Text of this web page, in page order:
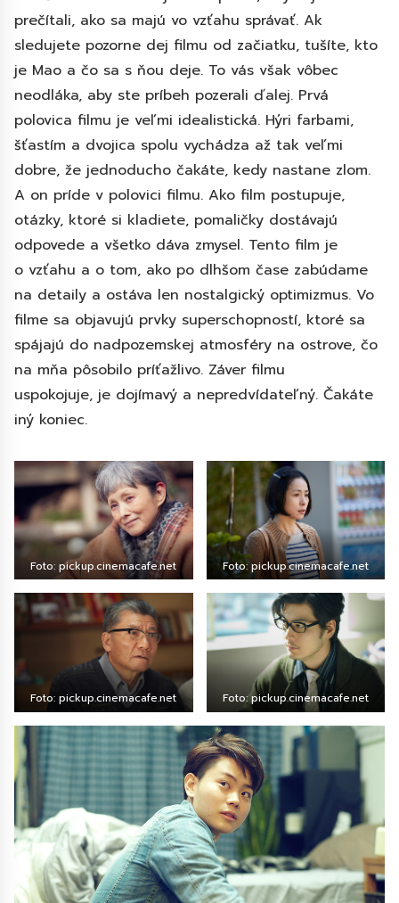
prečítali, ako sa majú vo vzťahu správať. Ak
sledujete pozorne dej filmu od začiatku, tušíte, kto
je Mao a čo sa s ňou deje. To vás však vôbec
neodláka, aby ste príbeh pozerali ďalej. Prvá
polovica filmu je veľmi idealistická. Hýri farbami,
šťastím a dvojica spolu vychádza až tak veľmi
dobre, že jednoducho čakáte, kedy nastane zlom.
A on príde v polovici filmu. Ako film postupuje,
otázky, ktoré si kladiete, pomaličky dostávajú
odpovede a všetko dáva zmysel. Tento film je
o vzťahu a o tom, ako po dlhšom čase zabúdame
na detaily a ostáva len nostalgický optimizmus. Vo
filme sa objavujú prvky superschopností, ktoré sa
spájajú do nadpozemskej atmosféry na ostrove, čo
na mňa pôsobilo príťažlivo. Záver filmu
uspokojuje, je dojímavý a nepredvídateľný. Čakáte
iný koniec.
Foto: pickup.cinemacafe.net Foto: pickup.cinemacafe.net
Foto: pickup.cinemacafe.net Foto: pickup.cinemacafe.net